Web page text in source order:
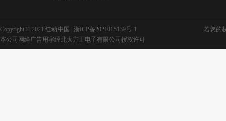
Copyright © 2021 红动中国 | 浙ICP备2021015139号-1
若您的
本公司网络广告用字经北大方正电子有限公司授权许可